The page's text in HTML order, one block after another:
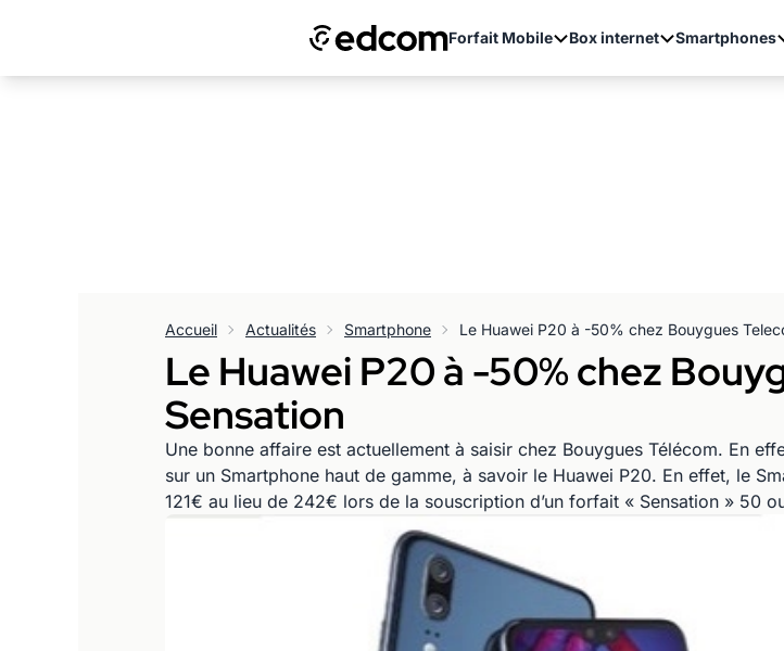
Forfait Mobile Box internet Smartphones
Accueil Actualités Smartphone
Le Huawei P20 à -50% chez
Sensation
Une bonne affaire est actuellement à saisir chez Bouygues Télécom. En
sur un Smartphone haut de gamme, à savoir le Huawei P20. En effet, le
121€ au lieu de 242€ lors de la souscription d’un forfait « Sensation » 50